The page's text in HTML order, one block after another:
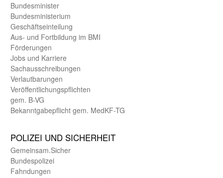
Bundes­minister
Bundes­ministerium
Geschäfts­einteilung
Aus- und Fortbildung im BMI
Förderungen
Jobs und Karriere
Sachaus­schreibungen
Verlautbarungen
Veröffentlichungspflichten
gem. B-VG
Bekanntgabepflicht gem. MedKF-TG
POLIZEI UND SICHER­HEIT
Gemein­sam.Sicher
Bundes­polizei
Fahndungen